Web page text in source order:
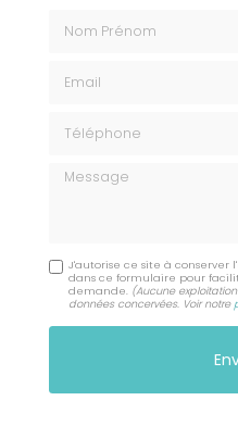
Message
J'autorise ce site à conserver
dans ce formulaire pour
demande. (Aucune
données concervées. Voir notre